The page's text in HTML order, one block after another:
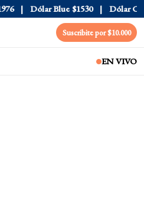
Dólar Blue $1530 Dólar CCL
Suscribite por $10.000
EN VIVO